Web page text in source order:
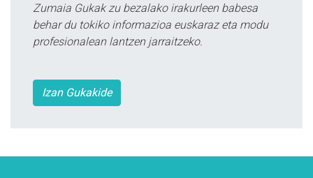
Zumaia Gukak zu bezalako irakurleen babesa
behar du tokiko informazioa euskaraz eta modu
profesionalean lantzen jarraitzeko.
Izan Gukakide